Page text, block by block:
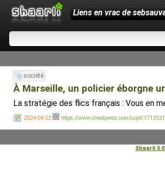
Liens en vrac de
société
À Marseille, un policier éborgne
La stratégie des flics français : Vous en
2024-04-22 https://www.streetpress.com/sujet/
Shaarli